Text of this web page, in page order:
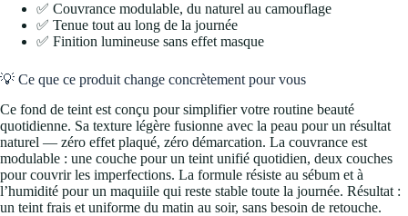
✅ Couvrance modulable, du naturel au camouflage
✅ Tenue tout au long de la journée
✅ Finition lumineuse sans effet masque
💡 Ce que ce produit change concrètement pour vous
Ce fond de teint est conçu pour simplifier votre routine beauté
quotidienne. Sa texture légère fusionne avec la peau pour un résultat
naturel — zéro effet plaqué, zéro démarcation. La couvrance est
modulable : une couche pour un teint unifié quotidien, deux couches
pour couvrir les imperfections. La formule résiste au sébum et à
l’humidité pour un maquiile qui reste stable toute la journée. Résultat :
un teint frais et uniforme du matin au soir, sans besoin de retouche.